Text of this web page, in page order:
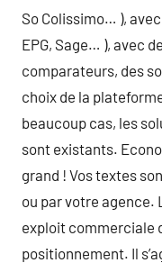
So Colissimo… ),
EPG, Sage… ), avec
comparateurs, des
choix de la
beaucoup cas, les
sont existants.
grand ! Vos textes
ou par votre agence.
exploit commerciale
positionnement. Il